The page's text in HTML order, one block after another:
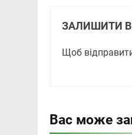
ЗАЛИШИТИ
Щоб
Вас може